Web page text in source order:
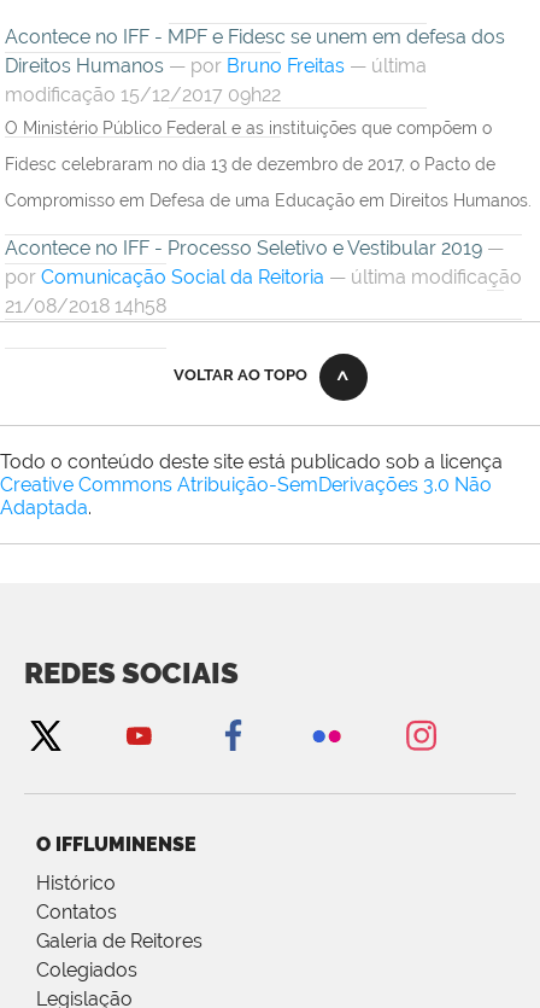
Acontece no IFF - MPF e Fidesc se unem em defesa dos
Direitos Humanos — por Bruno Freitas — última
modificação 15/12/2017 09h22
O Ministério Público Federal e as instituições que compõem o
Fidesc celebraram no dia 13 de dezembro de 2017, o Pacto de
Compromisso em Defesa de uma Educação em Direitos Humanos.
Acontece no IFF - Processo Seletivo e Vestibular 2019 —
por Comunicação Social da Reitoria — última modificação
21/08/2018 14h58
VOLTAR AO TOPO
Todo o conteúdo deste site está publicado sob a licença
Creative Commons Atribuição-SemDerivações 3.0 Não
Adaptada.
REDES SOCIAIS
O IFFLUMINENSE
Histórico
Contatos
Galeria de Reitores
Colegiados
Legislação